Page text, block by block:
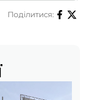
Поділитися: